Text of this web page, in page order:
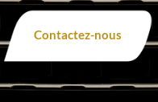
Contactez-nous